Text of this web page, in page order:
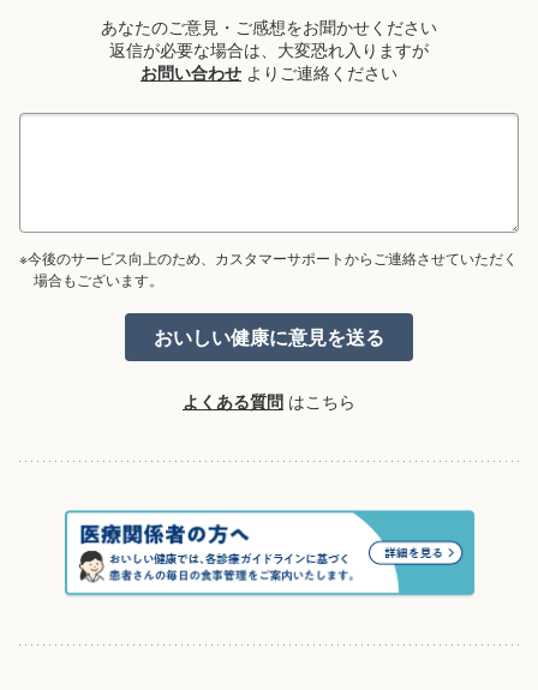
あなたのご意見・ご感想をお聞かせください
返信が必要な場合は、大変恐れ入りますが
お問い合わせ よりご連絡ください
※今後のサービス向上のため、カスタマーサポートからご連絡させていただく
場合もございます。
よくある質問 はこちら